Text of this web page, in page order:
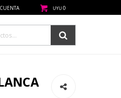
UYU 0